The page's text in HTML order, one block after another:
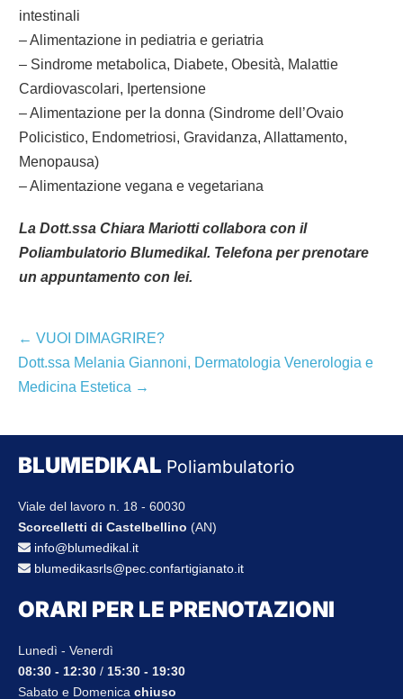
intestinali
– Alimentazione in pediatria e geriatria
– Sindrome metabolica, Diabete, Obesità, Malattie
Cardiovascolari, Ipertensione
– Alimentazione per la donna (Sindrome dell’Ovaio
Policistico, Endometriosi, Gravidanza, Allattamento,
Menopausa)
– Alimentazione vegana e vegetariana
La Dott.ssa Chiara Mariotti collabora con il
Poliambulatorio Blumedikal. Telefona per prenotare
un appuntamento con lei.
Navigazione
articoli
← VUOI DIMAGRIRE?
Dott.ssa Melania Giannoni, Dermatologia Venerologia e
Medicina Estetica →
BLUMEDIKAL Poliambulatorio
Viale del lavoro n. 18 - 60030
Scorcelletti di Castelbellino (AN)
info@blumedikal.it
blumedikasrls@pec.confartigianato.it
ORARI PER LE PRENOTAZIONI
Lunedì - Venerdì
08:30 - 12:30 / 15:30 - 19:30
Sabato e Domenica chiuso